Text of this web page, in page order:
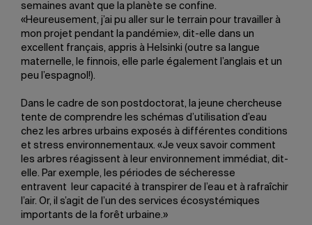
semaines avant que la planète se confine.
«Heureusement, j’ai pu aller sur le terrain pour travailler à
mon projet pendant la pandémie», dit-elle dans un
excellent français, appris à Helsinki (outre sa langue
maternelle, le finnois, elle parle également l’anglais et un
peu l’espagnol!).
Dans le cadre de son postdoctorat, la jeune chercheuse
tente de comprendre les schémas d’utilisation d’eau
chez les arbres urbains exposés à différentes conditions
et stress environnementaux. «Je veux savoir comment
les arbres réagissent à leur environnement immédiat, dit-
elle. Par exemple, les périodes de sécheresse
entravent leur capacité à transpirer de l’eau et à rafraîchir
l’air. Or, il s’agit de l’un des services écosystémiques
importants de la forêt urbaine.»